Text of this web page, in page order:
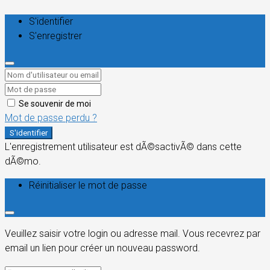
S'identifier
S'enregistrer
Se souvenir de moi
Mot de passe perdu ?
S'identifier
L'enregistrement utilisateur est dÃ©sactivÃ© dans cette
dÃ©mo.
Réinitialiser le mot de passe
Veuillez saisir votre login ou adresse mail. Vous recevrez par
email un lien pour créer un nouveau password.